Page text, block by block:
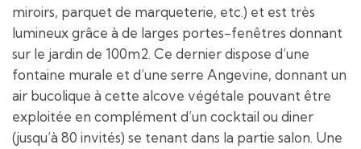
miroirs, parquet de marqueterie, etc.) et est très
lumineux grâce à de larges portes-fenêtres donnant
sur le jardin de 100m2. Ce dernier dispose d’une
fontaine murale et d’une serre Angevine, donnant un
air bucolique à cette alcove végétale pouvant être
exploitée en complément d’un cocktail ou diner
(jusqu’à 80 invités) se tenant dans la partie salon. Une